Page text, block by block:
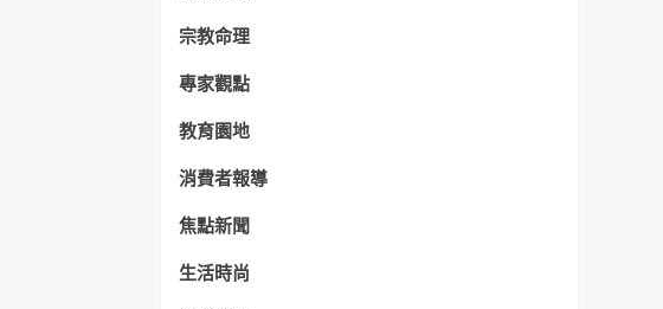
宗教命理
專家觀點
教育園地
消費者報導
焦點新聞
生活時尚